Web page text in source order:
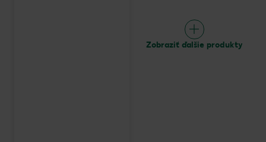
Zobraziť ďalšie produkty